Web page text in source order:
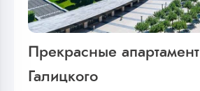
Прекрасные
Галицкого